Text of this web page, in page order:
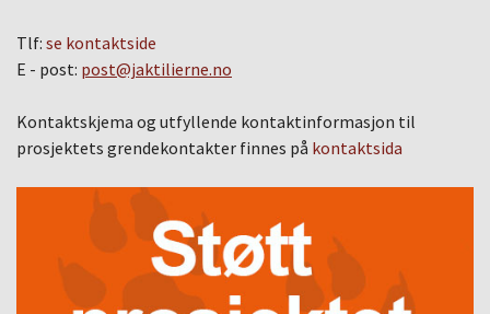
Tlf: se kontaktside
E - post: post@jaktilierne.no
Kontaktskjema og utfyllende kontaktinformasjon til
prosjektets grendekontakter finnes på kontaktsida